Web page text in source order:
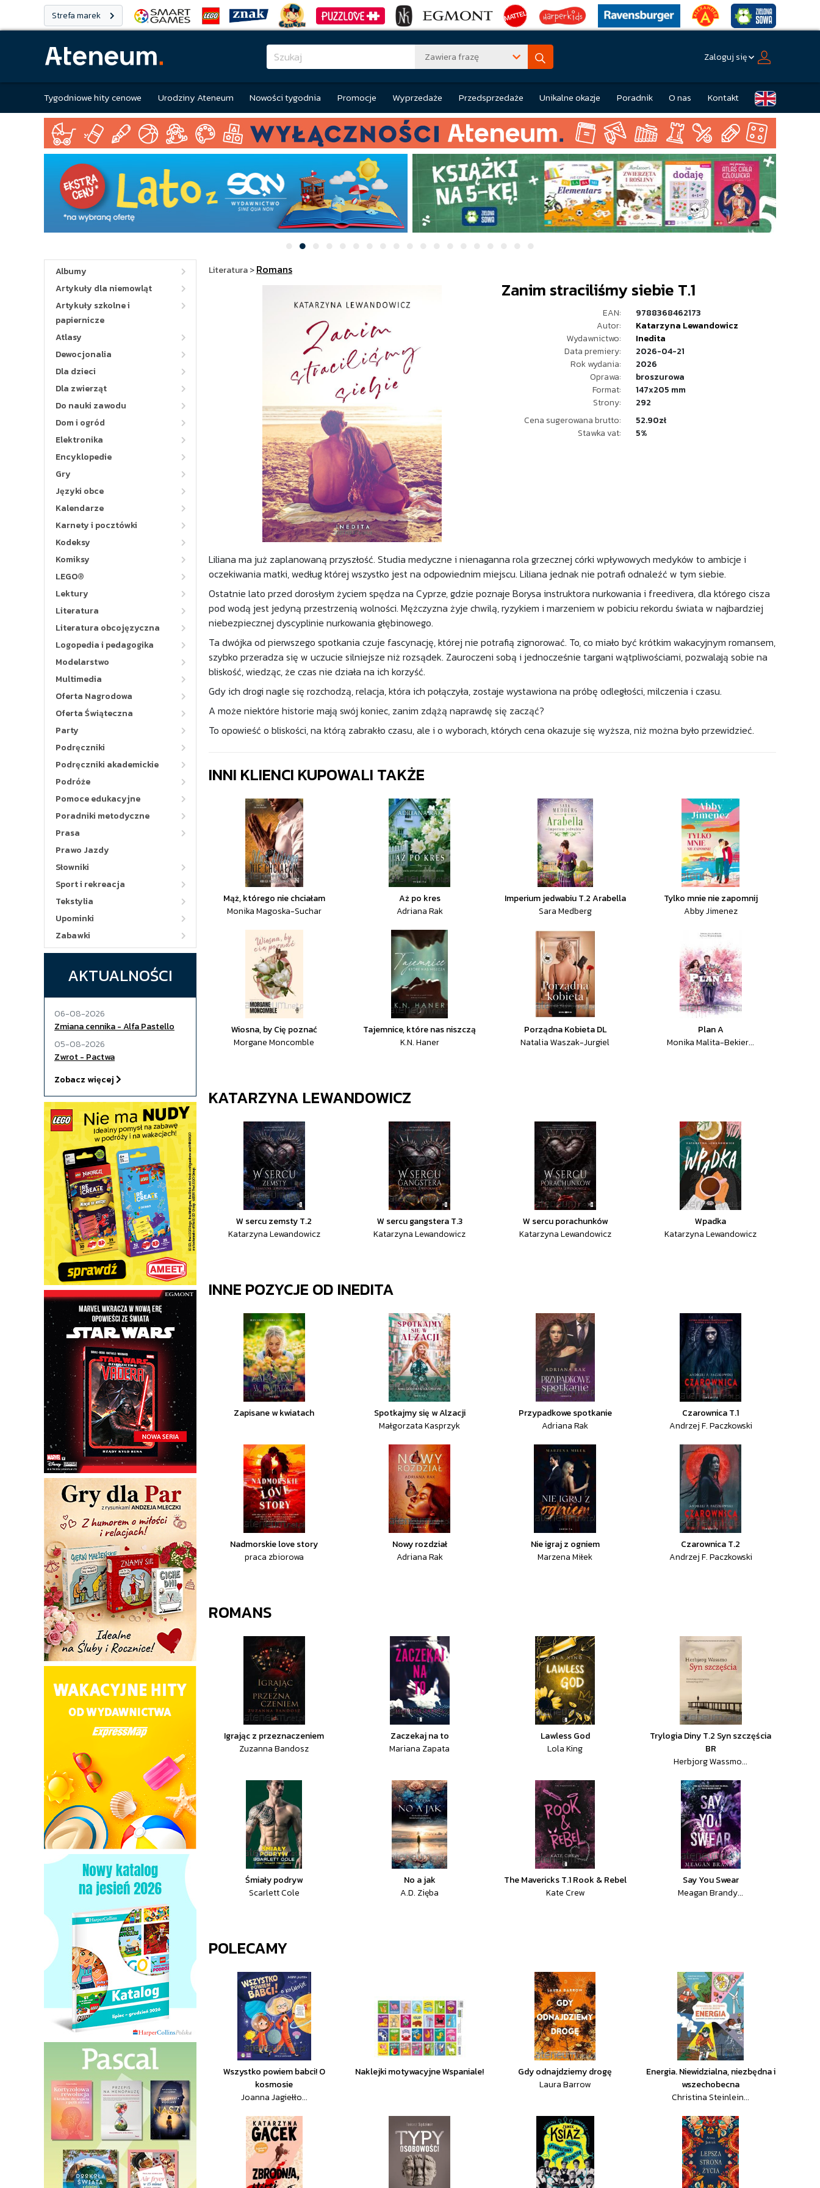
Strefa marek
Zawiera frazę Zaloguj się
Tygodniowe hity cenowe Urodziny Ateneum Nowości tygodnia Promocje Wyprzedaże Przedsprzedaże Unikalne okazje Poradnik O nas Kontakt
Albumy
Artykuły dla niemowląt
Artykuły szkolne i
papiernicze
Atlasy
Dewocjonalia
Dla dzieci
Dla zwierząt
Do nauki zawodu
Dom i ogród
Elektronika
Encyklopedie
Gry
Języki obce
Kalendarze
Karnety i pocztówki
Kodeksy
Komiksy
LEGO®
Lektury
Literatura
Literatura obcojęzyczna
Logopedia i pedagogika
Modelarstwo
Multimedia
Oferta Nagrodowa
Oferta Świąteczna
Party
Podręczniki
Podręczniki akademickie
Podróże
Pomoce edukacyjne
Poradniki metodyczne
Prasa
Prawo Jazdy
Słowniki
Sport i rekreacja
Tekstylia
Upominki
Zabawki
AKTUALNOŚCI
06-08-2026
Zmiana cennika - Alfa Pastello
05-08-2026
Zwrot - Pactwa
Zobacz więcej
Literatura>Romans
Zanim straciliśmy siebie T.1
EAN:
9788368462173
Autor:
Katarzyna Lewandowicz
Wydawnictwo:
Inedita
Data premiery:
2026-04-21
Rok wydania:
2026
Oprawa:
broszurowa
Format:
147x205 mm
Strony:
292
Cena sugerowana brutto:
52.90zł
Stawka vat:
5%
Liliana ma już zaplanowaną przyszłość. Studia medyczne i nienaganna rola grzecznej córki wpływowych medyków to ambicje i
oczekiwania matki, według której wszystko jest na odpowiednim miejscu. Liliana jednak nie potrafi odnaleźć w tym siebie.
Ostatnie lato przed dorosłym życiem spędza na Cyprze, gdzie poznaje Borysa instruktora nurkowania i freedivera, dla którego cisza
pod wodą jest jedyną przestrzenią wolności. Mężczyzna żyje chwilą, ryzykiem i marzeniem w pobiciu rekordu świata w najbardziej
niebezpiecznej dyscyplinie nurkowania głębinowego.
Ta dwójka od pierwszego spotkania czuje fascynację, której nie potrafią zignorować. To, co miało być krótkim wakacyjnym romansem,
szybko przeradza się w uczucie silniejsze niż rozsądek. Zauroczeni sobą i jednocześnie targani wątpliwościami, pozwalają sobie na
bliskość, wiedząc, że czas nie działa na ich korzyść.
Gdy ich drogi nagle się rozchodzą, relacja, która ich połączyła, zostaje wystawiona na próbę odległości, milczenia i czasu.
A może niektóre historie mają swój koniec, zanim zdążą naprawdę się zacząć?
To opowieść o bliskości, na którą zabrakło czasu, ale i o wyborach, których cena okazuje się wyższa, niż można było przewidzieć.
INNI KLIENCI KUPOWALI TAKŻE
Mąż, którego nie chciałam
Monika Magoska-Suchar
Aż po kres
Adriana Rak
Imperium jedwabiu T.2 Arabella
Sara Medberg
Tylko mnie nie zapomnij
Abby Jimenez
Wiosna, by Cię poznać
Morgane Moncomble
Tajemnice, które nas niszczą
K.N. Haner
Porządna Kobieta DL
Natalia Waszak-Jurgiel
Plan A
Monika Malita-Bekier...
KATARZYNA LEWANDOWICZ
W sercu zemsty T.2
Katarzyna Lewandowicz
W sercu gangstera T.3
Katarzyna Lewandowicz
W sercu porachunków
Katarzyna Lewandowicz
Wpadka
Katarzyna Lewandowicz
INNE POZYCJE OD INEDITA
Zapisane w kwiatach
Spotkajmy się w Alzacji
Małgorzata Kasprzyk
Przypadkowe spotkanie
Adriana Rak
Czarownica T.1
Andrzej F. Paczkowski
Nadmorskie love story
praca zbiorowa
Nowy rozdział
Adriana Rak
Nie igraj z ogniem
Marzena Miłek
Czarownica T.2
Andrzej F. Paczkowski
ROMANS
Igrając z przeznaczeniem
Zuzanna Bandosz
Zaczekaj na to
Mariana Zapata
Lawless God
Lola King
Trylogia Diny T.2 Syn szczęścia
BR
Herbjorg Wassmo...
Śmiały podryw
Scarlett Cole
No a jak
A.D. Zięba
The Mavericks T.1 Rook & Rebel
Kate Crew
Say You Swear
Meagan Brandy...
POLECAMY
Wszystko powiem babci! O
kosmosie
Joanna Jagiełło...
Naklejki motywacyjne Wspaniale!
Gdy odnajdziemy drogę
Laura Barrow
Energia. Niewidzialna, niezbędna i
wszechobecna
Christina Steinlein...